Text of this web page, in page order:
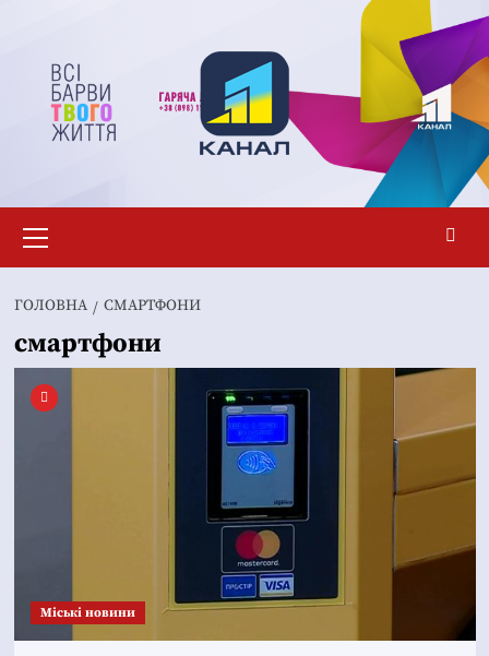
вмісту
меню
ГОЛОВНА СМАРТФОНИ
смартфони
Mіські новини